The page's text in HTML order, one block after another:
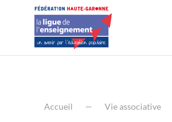
Accueil Vie associative